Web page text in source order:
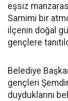
eşsiz
Samimi bir
ilçenin doğal
gençlere
Belediye
gençleri
duyduklarını